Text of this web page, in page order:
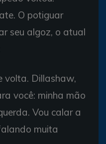
O potiguar
seu algoz, o atual
volta. Dillashaw,
você: minha mão
Vou calar a
muita